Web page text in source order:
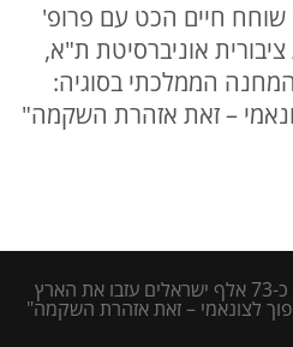
שוחח חיים הכט עם פרופ'
אוניברסיטת ת"א,
הממלכתי בסוגיה:
– זאת אזהרת השקמה"
כ-73 אלף ישראלים עזבו את הארץ